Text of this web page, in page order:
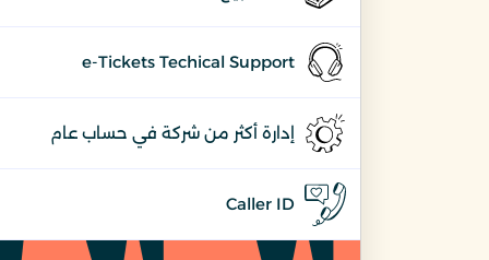
e-Tickets Techical Support
إدارة أكثر من شركة في حساب عام
Caller ID